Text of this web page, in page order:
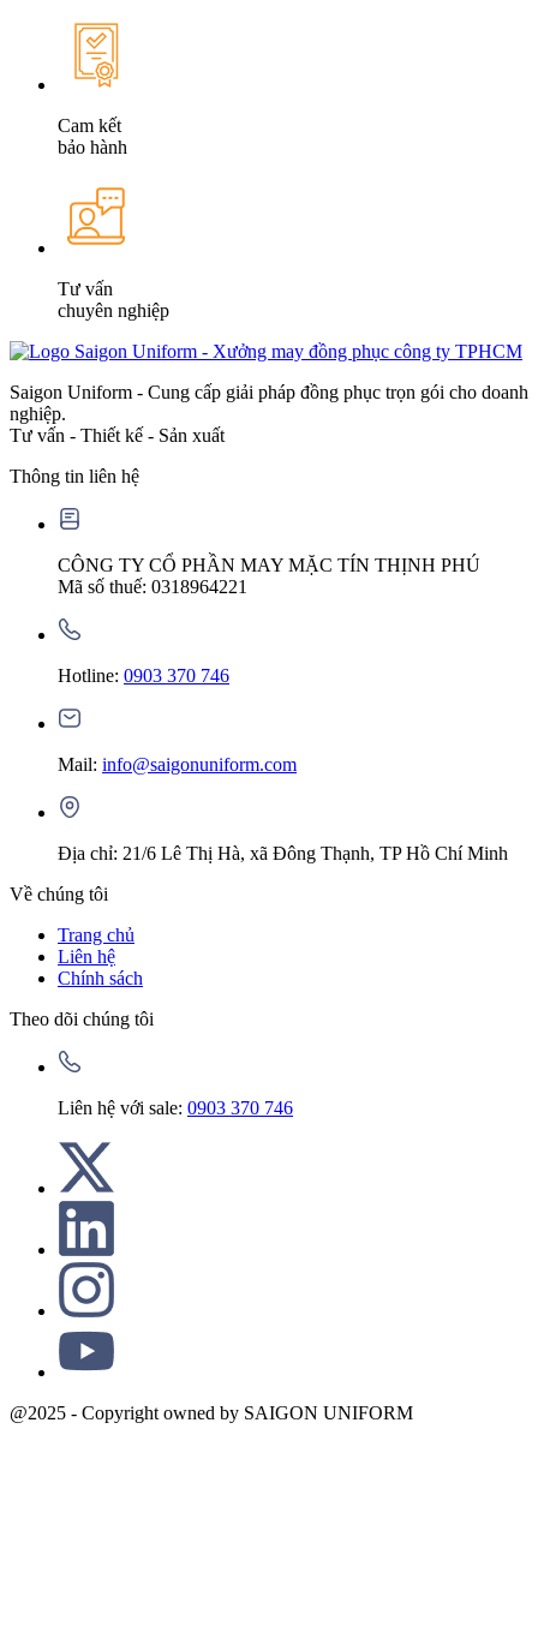
Cam kết
bảo hành
Tư vấn
chuyên nghiệp
Saigon Uniform - Cung cấp giải pháp đồng phục trọn gói cho doanh
nghiệp.
Tư vấn - Thiết kế - Sản xuất
Thông tin liên hệ
CÔNG TY CỔ PHẦN MAY MẶC TÍN THỊNH PHÚ
Mã số thuế: 0318964221
Hotline: 0903 370 746
Mail: info@saigonuniform.com
Địa chỉ: 21/6 Lê Thị Hà, xã Đông Thạnh, TP Hồ Chí Minh
Về chúng tôi
Trang chủ
Liên hệ
Chính sách
Theo dõi chúng tôi
Liên hệ với sale: 0903 370 746
@2025 - Copyright owned by SAIGON UNIFORM